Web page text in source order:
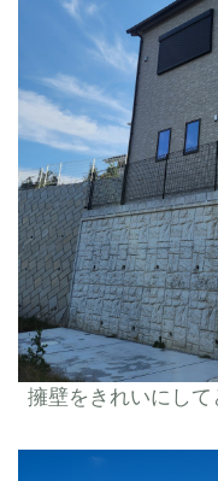
擁壁をきれいにして